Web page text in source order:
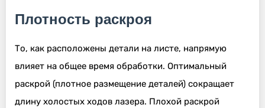
Плотность раскроя
То, как расположены детали на листе, напрямую
влияет на общее время обработки. Оптимальный
раскрой (плотное размещение деталей) сокращает
длину холостых ходов лазера. Плохой раскрой